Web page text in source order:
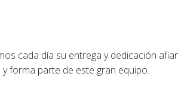
cada día su entrega y dedicación
forma parte de este gran equipo.